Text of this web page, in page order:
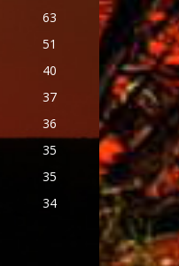
63
51
40
37
36
35
35
34